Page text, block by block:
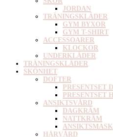
JORDAN
TRÄNINGSKLÄDER
GYM BYXOR
GYM T-SHIRT
ACCESSOARER
KLOCKOR
UNDERKLÄDER
TRÄNINGSKLÄDER
SKÖNHET
DOFTER
PRESENTSET
PRESENTSET
ANSIKTSVÅRD
DAGKRÄM
NATTKRÄM
ANSIKTSMASK
HÅRVÅRD